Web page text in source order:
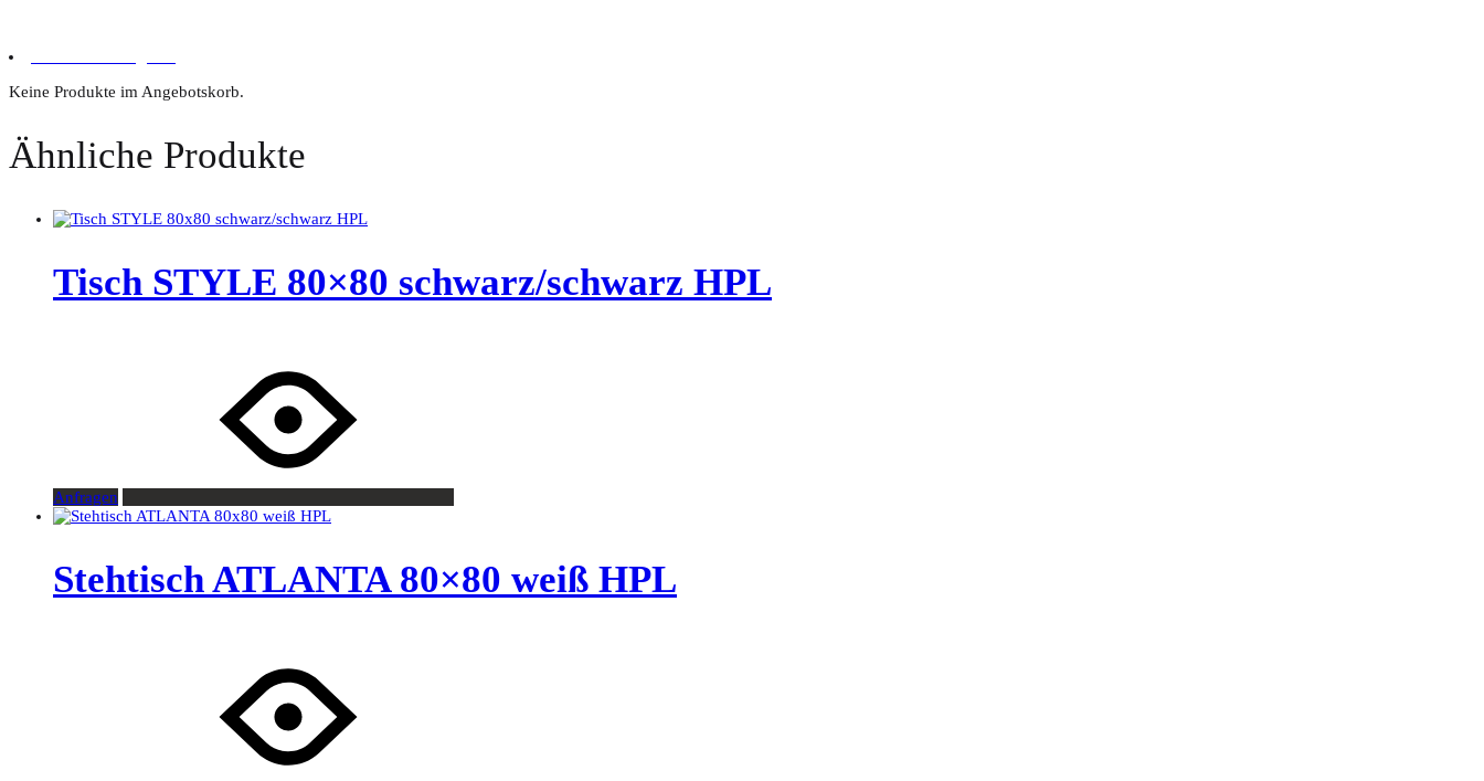
Keine Produkte im Angebotskorb.
Ähnliche Produkte
Tisch STYLE 80×80 schwarz/schwarz HPL
Anfragen
Stehtisch ATLANTA 80×80 weiß HPL